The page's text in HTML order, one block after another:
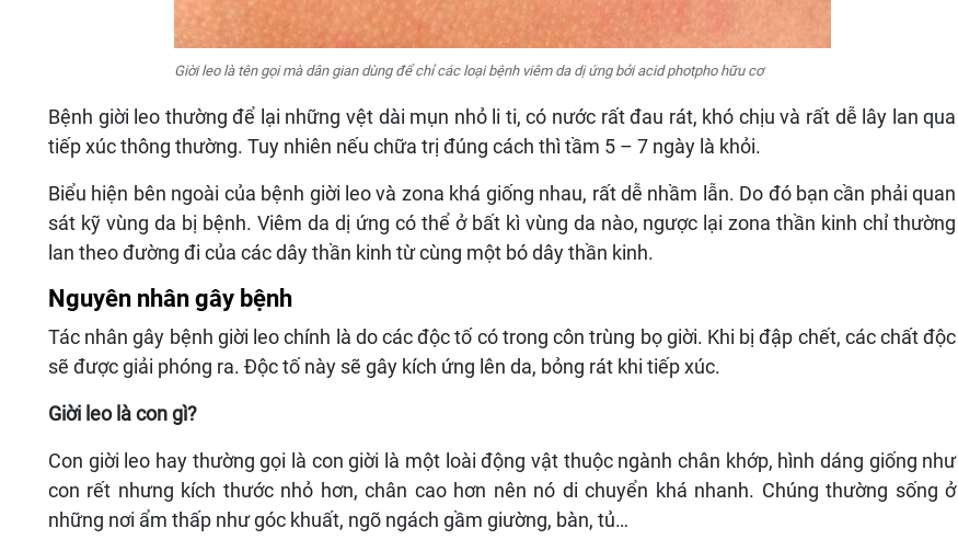
Giời leo là tên gọi mà dân gian dùng để chỉ các loại bệnh viêm da dị ứng bởi acid photpho hữu cơ
Bệnh giời leo thường để lại những vệt dài mụn nhỏ li ti, có nước rất đau rát, khó chịu và rất dễ lây lan qua
tiếp xúc thông thường. Tuy nhiên nếu chữa trị đúng cách thì tầm 5 – 7 ngày là khỏi.
Biểu hiện bên ngoài của bệnh giời leo và zona khá giống nhau, rất dễ nhầm lẫn. Do đó bạn cần phải quan
sát kỹ vùng da bị bệnh. Viêm da dị ứng có thể ở bất kì vùng da nào, ngược lại zona thần kinh chỉ thường
lan theo đường đi của các dây thần kinh từ cùng một bó dây thần kinh.
Nguyên nhân gây bệnh
Tác nhân gây bệnh giời leo chính là do các độc tố có trong côn trùng bọ giời. Khi bị đập chết, các chất độc
sẽ được giải phóng ra. Độc tố này sẽ gây kích ứng lên da, bỏng rát khi tiếp xúc.
Giời leo là con gì?
Con giời leo hay thường gọi là con giời là một loài động vật thuộc ngành chân khớp, hình dáng giống như
con rết nhưng kích thước nhỏ hơn, chân cao hơn nên nó di chuyển khá nhanh. Chúng thường sống ở
những nơi ẩm thấp như góc khuất, ngõ ngách gầm giường, bàn, tủ…